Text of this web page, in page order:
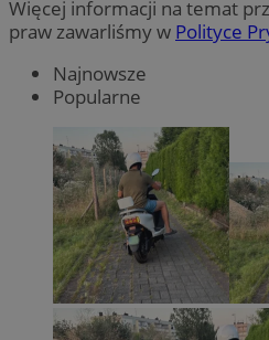
Więcej informacji na temat
praw zawarliśmy w Polityce
Najnowsze
Popularne